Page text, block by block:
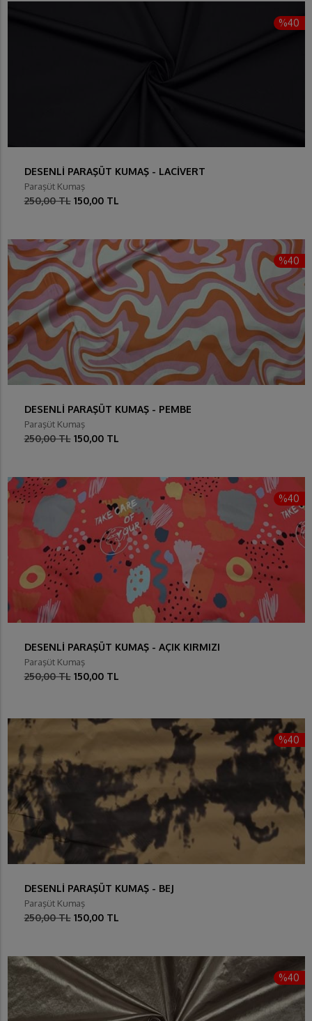
%40
DESENLİ PARAŞÜT KUMAŞ - LACİVERT
Paraşüt Kumaş
250,00 TL 150,00 TL
%40
DESENLİ PARAŞÜT KUMAŞ - PEMBE
Paraşüt Kumaş
250,00 TL 150,00 TL
%40
DESENLİ PARAŞÜT KUMAŞ - AÇIK KIRMIZI
Paraşüt Kumaş
250,00 TL 150,00 TL
%40
DESENLİ PARAŞÜT KUMAŞ - BEJ
Paraşüt Kumaş
250,00 TL 150,00 TL
%40